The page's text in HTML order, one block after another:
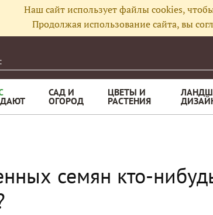
Наш сайт использует файлы cookies,
Продолжая использование сайта, вы
САД И
ОГОРОД
ЦВЕТЫ И
РАСТЕНИЯ
семян кто-